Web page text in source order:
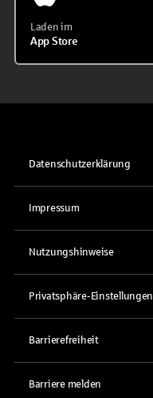
Laden im
App Store
Datenschutzerklärung
Impressum
Nutzungshinweise
Privatsphäre-Einstellungen
Barrierefreiheit
Barriere melden